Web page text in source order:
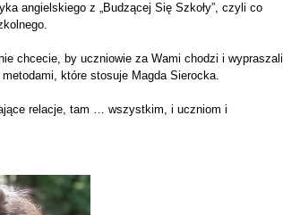
angielskiego z „Budzącej Się Szkoły”, czyli co
chcecie, by uczniowie za Wami chodzi i wypraszali
które stosuje Magda Sierocka.
relacje, tam … wszystkim, i uczniom i